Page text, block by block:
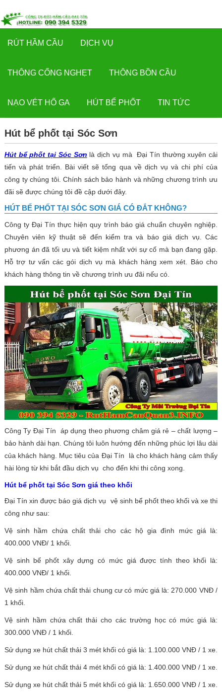
RÚT HẦM CẦU DỊCH VỤ
THÔNG CỐNG NGHẸT THÔNG BỒN CẦU
NẠO VÉT HỐ GA HÚT BỂ PHỐT TIN TỨC
Hút bể phốt tại Sóc Sơn
Hút bể phốt tại Sóc Sơn là dịch vụ mà Đại Tín thường xuyên cải
tiến và phát triển. Bài viết sẽ tổng qua về dịch vụ và chi phí của
công ty chúng tôi. Chính sách bảo hành và những chương trình ưu
đãi sẽ được chúng tôi đề cập dưới đây.
HÚT BỂ PHỐT TẠI SÓC SƠN GIÁ CÓ ĐẮT KHÔNG?
Công ty Đại Tín thực hiện quy trình báo giá chuẩn chuyên nghiệp.
Chuyên viên kỹ thuật sẽ đến kiểm tra và báo giá dịch vụ. Các
phương án đã tối ưu và tiết kiệm nhất với sự cố mà bạn đang gặp.
Hỗ trợ tư vấn các gói dịch vụ mà khách hàng xem xét. Báo cho
khách hàng thông tin về chương trình ưu đãi nếu có.
Công Ty Đại Tín áp dụng theo phương châm giá rẻ – chất lượng –
bảo hành dài hạn. Chúng tôi luôn hướng đến những phúc lợi lâu dài
của khách hàng. Mục tiêu của Đại Tín là cho khách hàng cảm thấy
hài lòng từ khi bắt đầu dịch vụ cho đến khi thi công xong.
Hút bể phốt tại Sóc Sơn giá theo khối
Đại Tín xin được báo giá dịch vụ vệ sinh bể phốt theo khối và xe thi
công như sau:
Vệ sinh hầm chứa chất thải cho các hộ gia đình mức giá là:
400.000 VNĐ/ 1 khối.
Vệ sinh bể phốt xây dựng có mức giá được tính theo khối là:
400.000 VNĐ/ 1 khối.
Vệ sinh hầm chứa chất thải chung cư có mức giá là: 270.000 VNĐ /
1 khối.
Vệ sinh hầm chứa chất thải cho các trường học có mức giá là:
300.000 VNĐ / 1 khối.
Sử dụng xe hút chất thải 3 mét khối có giá là: 1.100.000 VNĐ / 1 xe.
Sử dụng xe hút chất thải 4 mét khối có giá là: 1.400.000 VNĐ / 1 xe.
Sử dụng xe hút chất thải 5 mét khối có giá là: 1.650.000 VNĐ / 1 xe.